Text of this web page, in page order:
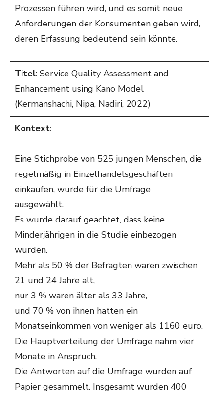
Prozessen führen wird, und es somit neue
Anforderungen der Konsumenten geben wird,
deren Erfassung bedeutend sein könnte.
Titel: Service Quality Assessment and
Enhancement using Kano Model
(Kermanshachi, Nipa, Nadiri, 2022)
Kontext:
Eine Stichprobe von 525 jungen Menschen, die
regelmäßig in Einzelhandelsgeschäften
einkaufen, wurde für die Umfrage
ausgewählt.
Es wurde darauf geachtet, dass keine
Minderjährigen in die Studie einbezogen
wurden.
Mehr als 50 % der Befragten waren zwischen
21 und 24 Jahre alt,
nur 3 % waren älter als 33 Jahre,
und 70 % von ihnen hatten ein
Monatseinkommen von weniger als 1160 euro.
Die Hauptverteilung der Umfrage nahm vier
Monate in Anspruch.
Die Antworten auf die Umfrage wurden auf
Papier gesammelt. Insgesamt wurden 400